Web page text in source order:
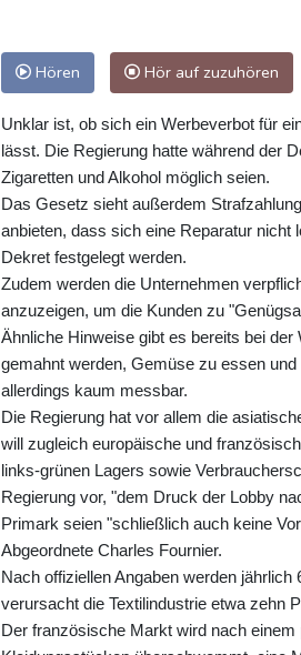
Hören Hör auf zuzuhören
Unklar ist, ob sich ein Werbeverbot für
lässt. Die Regierung hatte während der
Zigaretten und Alkohol möglich seien.
Das Gesetz sieht außerdem
anbieten, dass sich eine Reparatur nicht
Dekret festgelegt werden.
Zudem werden die Unternehmen
anzuzeigen, um die Kunden zu
Ähnliche Hinweise gibt es bereits bei
gemahnt werden, Gemüse zu essen
allerdings kaum messbar.
Die Regierung hat vor allem die
will zugleich europäische und
links-grünen Lagers sowie
Regierung vor, "dem Druck der Lobby
Primark seien "schließlich auch keine
Abgeordnete Charles Fournier.
Nach offiziellen Angaben werden
verursacht die Textilindustrie etwa zehn
Der französische Markt wird nach